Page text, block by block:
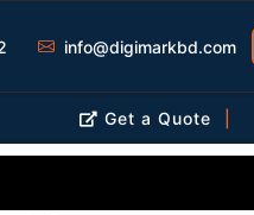
info@digimarkbd.com
Get a Quote